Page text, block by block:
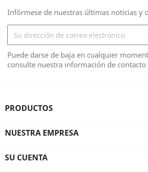
Infórmese de nuestras últimas noticias y
Puede darse de baja en cualquier
consulte nuestra información de contacto
PRODUCTOS
NUESTRA EMPRESA
SU CUENTA